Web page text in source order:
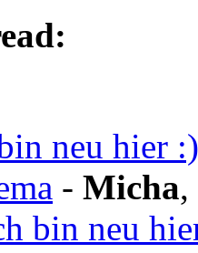
neu hier :)
- Micha,
bin neu